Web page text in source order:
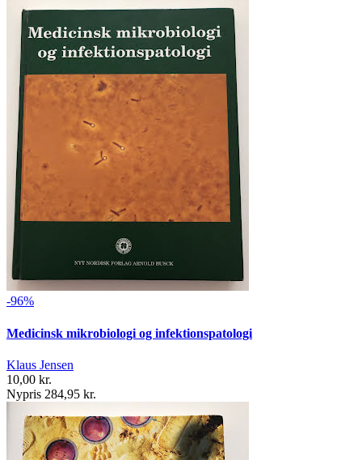
-96%
Medicinsk mikrobiologi og infektionspatologi
Klaus Jensen
10,00 kr.
Nypris 284,95 kr.